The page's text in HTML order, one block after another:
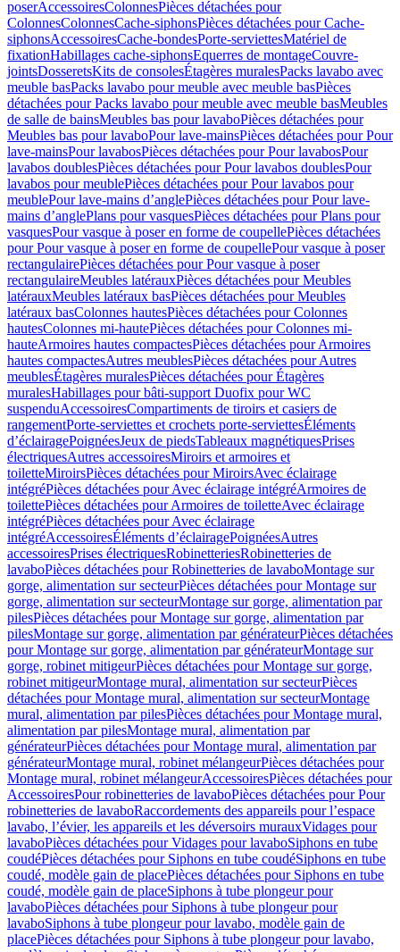
poserAccessoiresColonnesPièces détachées pour
ColonnesColonnesCache-siphonsPièces détachées pour Cache-
siphonsAccessoiresCache-bondesPorte-serviettesMatériel de
fixationHabillages cache-siphonsEquerres de montageCouvre-
jointsDosseretsKits de consolesÉtagères muralesPacks lavabo avec
meuble basPacks lavabo pour meuble avec meuble basPièces
détachées pour Packs lavabo pour meuble avec meuble basMeubles
de salle de bainsMeubles bas pour lavaboPièces détachées pour
Meubles bas pour lavaboPour lave-mainsPièces détachées pour Pour
lave-mainsPour lavabosPièces détachées pour Pour lavabosPour
lavabos doublesPièces détachées pour Pour lavabos doublesPour
lavabos pour meublePièces détachées pour Pour lavabos pour
meublePour lave-mains d’anglePièces détachées pour Pour lave-
mains d’anglePlans pour vasquesPièces détachées pour Plans pour
vasquesPour vasque à poser en forme de coupellePièces détachées
pour Pour vasque à poser en forme de coupellePour vasque à poser
rectangulairePièces détachées pour Pour vasque à poser
rectangulaireMeubles latérauxPièces détachées pour Meubles
latérauxMeubles latéraux basPièces détachées pour Meubles
latéraux basColonnes hautesPièces détachées pour Colonnes
hautesColonnes mi-hautePièces détachées pour Colonnes mi-
hauteArmoires hautes compactesPièces détachées pour Armoires
hautes compactesAutres meublesPièces détachées pour Autres
meublesÉtagères muralesPièces détachées pour Étagères
muralesHabillages pour bâti-support Duofix pour WC
suspenduAccessoiresCompartiments de tiroirs et casiers de
rangementPorte-serviettes et crochets porte-serviettesÉléments
d’éclairagePoignéesJeux de piedsTableaux magnétiquesPrises
électriquesAutres accessoiresMiroirs et armoires et
toiletteMiroirsPièces détachées pour MiroirsAvec éclairage
intégréPièces détachées pour Avec éclairage intégréArmoires de
toilettePièces détachées pour Armoires de toiletteAvec éclairage
intégréPièces détachées pour Avec éclairage
intégréAccessoiresÉléments d’éclairagePoignéesAutres
accessoiresPrises électriquesRobinetteriesRobinetteries de
lavaboPièces détachées pour Robinetteries de lavaboMontage sur
gorge, alimentation sur secteurPièces détachées pour Montage sur
gorge, alimentation sur secteurMontage sur gorge, alimentation par
pilesPièces détachées pour Montage sur gorge, alimentation par
pilesMontage sur gorge, alimentation par générateurPièces détachées
pour Montage sur gorge, alimentation par générateurMontage sur
gorge, robinet mitigeurPièces détachées pour Montage sur gorge,
robinet mitigeurMontage mural, alimentation sur secteurPièces
détachées pour Montage mural, alimentation sur secteurMontage
mural, alimentation par pilesPièces détachées pour Montage mural,
alimentation par pilesMontage mural, alimentation par
générateurPièces détachées pour Montage mural, alimentation par
générateurMontage mural, robinet mélangeurPièces détachées pour
Montage mural, robinet mélangeurAccessoiresPièces détachées pour
AccessoiresPour robinetteries de lavaboPièces détachées pour Pour
robinetteries de lavaboRaccordements des appareils pour l’espace
lavabo, l’évier, les appareils et les déversoirs murauxVidages pour
lavaboPièces détachées pour Vidages pour lavaboSiphons en tube
coudéPièces détachées pour Siphons en tube coudéSiphons en tube
coudé, modèle gain de placePièces détachées pour Siphons en tube
coudé, modèle gain de placeSiphons à tube plongeur pour
lavaboPièces détachées pour Siphons à tube plongeur pour
lavaboSiphons à tube plongeur pour lavabo, modèle gain de
placePièces détachées pour Siphons à tube plongeur pour lavabo,